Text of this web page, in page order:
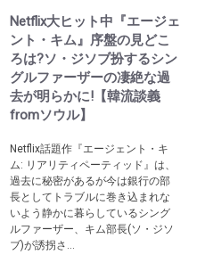
Netflix大ヒット中『エージェ
ント・キム』序盤の見どこ
ろは?ソ・ジソブ扮するシン
グルファーザーの凄絶な過
去が明らかに!【韓流談義
fromソウル】
Netflix話題作『エージェント・キ
ム: リアリティペーティッド』は、
過去に秘密があるが今は銀行の部
長としてトラブルに巻き込まれな
いよう静かに暮らしているシング
ルファーザー、キム部長(ソ・ジソ
ブ)が誘拐さ...